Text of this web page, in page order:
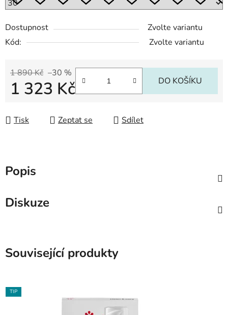
Dostupnost
Zvolte variantu
Kód:
Zvolte variantu
1 890 Kč –30 %
1 323 Kč DO KOŠÍKU
Tisk Zeptat se Sdílet
Popis
Diskuze
Související produkty
TIP